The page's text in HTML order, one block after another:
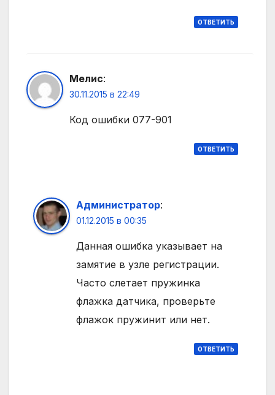
ОТВЕТИТЬ
Мелис:
30.11.2015 в 22:49
Код ошибки 077-901
ОТВЕТИТЬ
Администратор:
01.12.2015 в 00:35
Данная ошибка указывает на
замятие в узле регистрации.
Часто слетает пружинка
флажка датчика, проверьте
флажок пружинит или нет.
ОТВЕТИТЬ